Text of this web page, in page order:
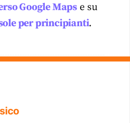
Google Maps e su
per principianti.